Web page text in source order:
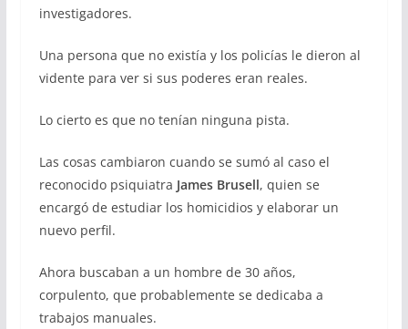
investigadores.
Una persona que no existía y los policías le dieron al
vidente para ver si sus poderes eran reales.
Lo cierto es que no tenían ninguna pista.
Las cosas cambiaron cuando se sumó al caso el
reconocido psiquiatra James Brusell, quien se
encargó de estudiar los homicidios y elaborar un
nuevo perfil.
Ahora buscaban a un hombre de 30 años,
corpulento, que probablemente se dedicaba a
trabajos manuales.